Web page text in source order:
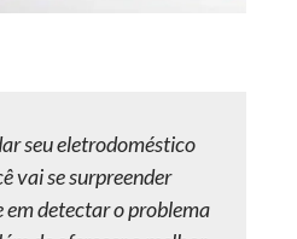
seu eletrodoméstico
vai se surpreender
em detectar o problema